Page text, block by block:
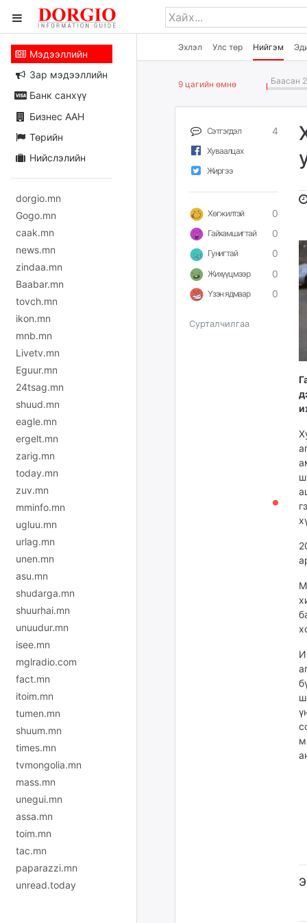
Эхлэл Улс төр Нийгэм
Мэдээллийн
Зар мэдээллийн
Банк санхүү
Бизнес ААН
Төрийн
Нийслэлийн
dorgio.mn
Gogo.mn
caak.mn
news.mn
zindaa.mn
Baabar.mn
tovch.mn
ikon.mn
mnb.mn
Livetv.mn
Eguur.mn
24tsag.mn
shuud.mn
eagle.mn
ergelt.mn
zarig.mn
today.mn
zuv.mn
mminfo.mn
ugluu.mn
urlag.mn
unen.mn
asu.mn
shudarga.mn
shuurhai.mn
unuudur.mn
isee.mn
mglradio.com
fact.mn
itoim.mn
tumen.mn
shuum.mn
times.mn
tvmongolia.mn
mass.mn
unegui.mn
assa.mn
toim.mn
tac.mn
paparazzi.mn
unread.today
9 цагийн өмнө Баасан
Сэтгэгдэл 4
Хуваалцах
Жиргээ
Хөгжилтэй 0
Гайхамшигтай 0
Гунигтай 0
Жихүүцмээр 0
Үзэн ядмаар 0
Сурталчилгаа